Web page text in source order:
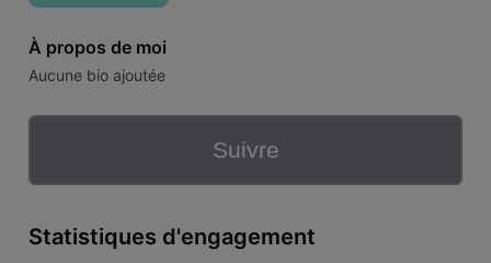
À propos de moi
Aucune bio ajoutée
Suivre
Statistiques d'engagement